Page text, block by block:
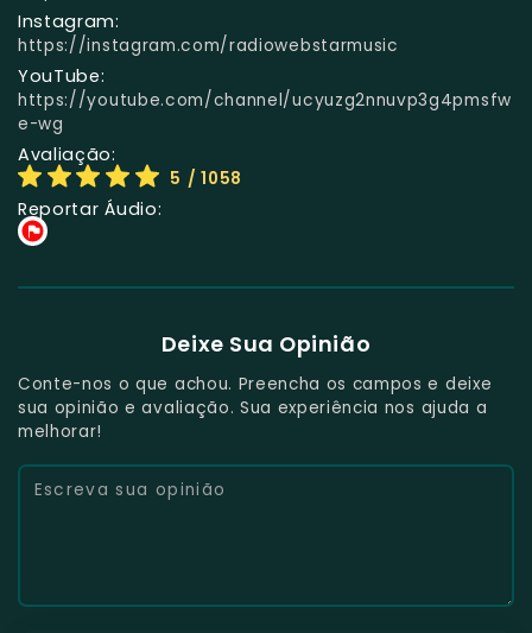
Instagram:
https://instagram.com/radiowebstarmusic
YouTube:
https://youtube.com/channel/ucyuzg2nnuvp3g4pmsfw
e-wg
Avaliação:
5 / 1058
Reportar Áudio:
Deixe Sua Opinião
Conte-nos o que achou. Preencha os campos e deixe
sua opinião e avaliação. Sua experiência nos ajuda a
melhorar!